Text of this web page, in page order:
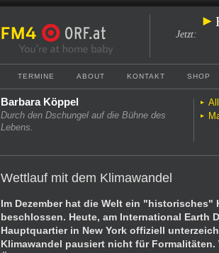
Jetzt:
TERMINE ABOUT KONTAKT SHOP
Barbara Köppel
Durch den Dschungel auf die Bühne des
Lebens.
Wettlauf mit dem Klimawandel
Im Dezember hat die Welt ein "historisches"
beschlossen. Heute, am International Earth
Hauptquartier in New York offiziell
Klimawandel pausiert nicht für Formalitäten.